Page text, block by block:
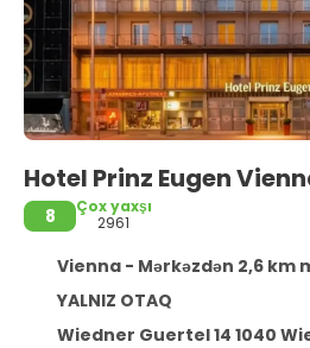
Hotel Prinz Eugen
8
Çox yaxşı
2961
Vienna - Mərkəzdən 2,6 km
YALNIZ OTAQ
Wiedner Guertel 14 1040